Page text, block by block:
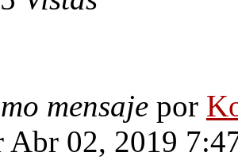
mensaje por
Abr 02, 2019